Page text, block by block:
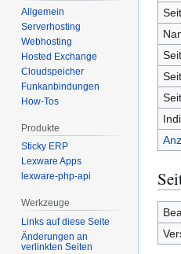
Allgemein
Serverhosting
Webhosting
Hosted Exchange
Cloudspeicher
Funkanbindungen
How-Tos
Produkte
Sticky ERP
Lexware Apps
lexware-php-api
Werkzeuge
Links auf diese Seite
Änderungen an
verlinkten Seiten